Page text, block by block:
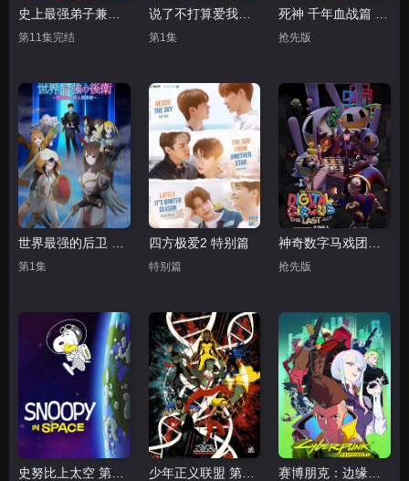
第11集完结
说了不打算爱我的公爵继承人 不知为何对我宠爱有加
第1集 抢先版
世界最强的后卫 ～迷宫国的新人探索者
第1集
四方极爱2 特别篇
特别篇
神奇数字马戏团：谢幕演出
抢先版
少年正义联盟 第三季